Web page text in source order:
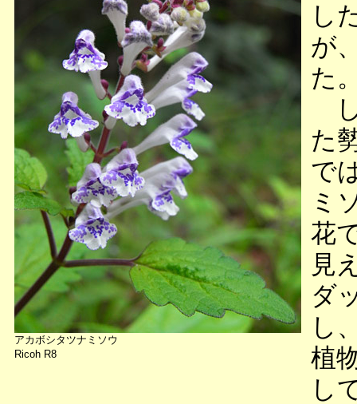
アカボシタツナミソウ
Ricoh R8
し
が
た
し
た
で
ミ
花
見
ダ
し
植
し